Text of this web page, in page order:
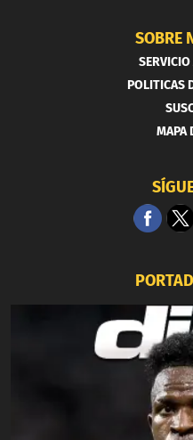
SOBRE
POLITICAS
MAPA